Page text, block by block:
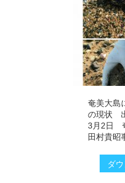
奄美大島
の現状
3月2日
田村貴昭
ダ